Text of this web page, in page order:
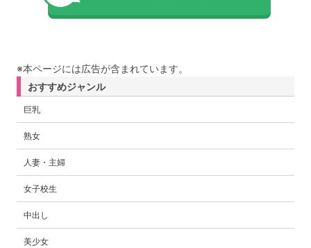
※本ページには広告が含まれています。
おすすめジャンル
巨乳
熟女
人妻・主婦
女子校生
中出し
美少女